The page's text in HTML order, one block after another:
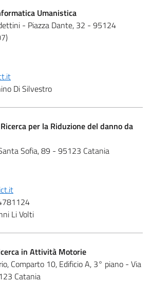
Umanistica
- Piazza Dante, 32 - 95124
Di Silvestro
per la Riduzione del danno da
Sofia, 89 - 95123 Catania
Li Volti
in Attività Motorie
Comparto 10, Edificio A, 3° piano - Via
Catania